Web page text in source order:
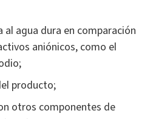
al agua dura en comparación
aniónicos, como el
producto;
otros componentes de